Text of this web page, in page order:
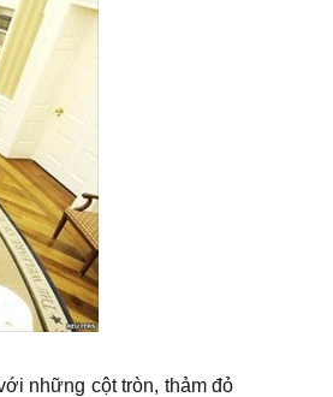
những cột tròn, thảm đỏ